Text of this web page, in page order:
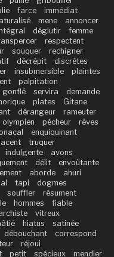
farce
immédiat
mene
annoncer
déglutir
femme
respectent
souquer
rechigner
décrépit
discrètes
insubmersible
plaintes
palpitation
gonflé servira
demande
plates
Gitane
dérangeur
rameuter
olympien pécheur
rêves
enquiquinant
truquer
indulgente
avons
délit
envoûtante
aborde
ahuri
tapi
dogmes
souffler
résument
hommes
fiable
vitreux
hiatus
satinée
débouchant
correspond
réjoui
petit spécieux
mendier